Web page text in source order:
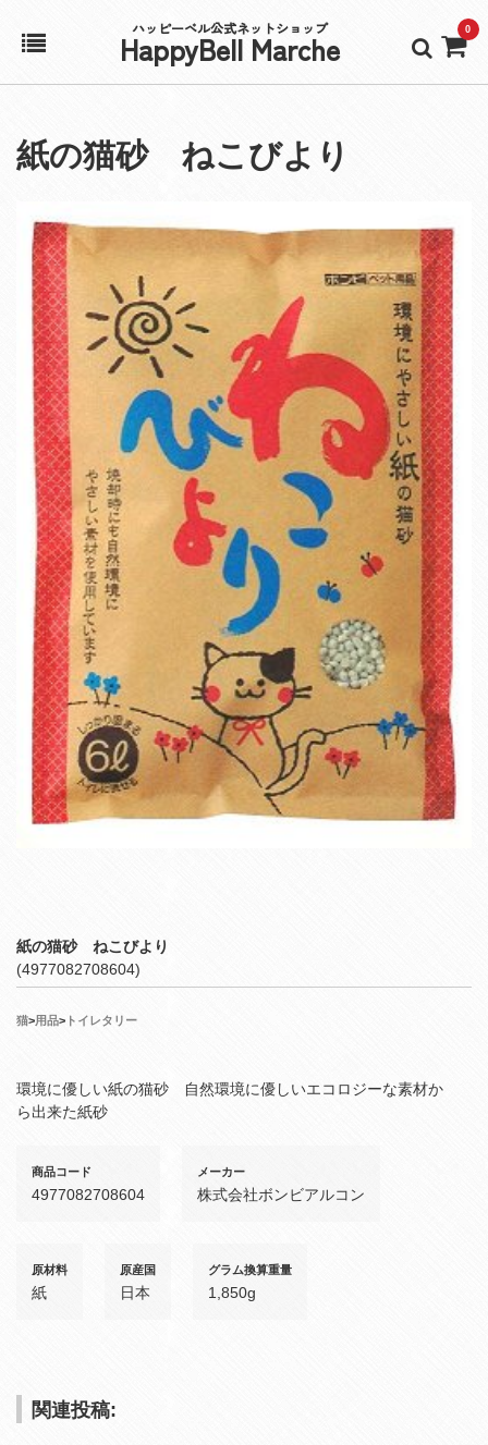
ハッピーベル公式ネットショップ
HappyBell Marche 0
アカウント
カート
紙の猫砂 ねこびより
紙の猫砂 ねこびより
(4977082708604)
猫>用品> トイレタリー
環境に優しい紙の猫砂 自然環境に優しいエコロジーな素材か
ら出来た紙砂
商品コード
4977082708604
メーカー
株式会社ボンビアルコン
原材料
紙
原産国
日本
グラム換算重量
1,850g
関連投稿: